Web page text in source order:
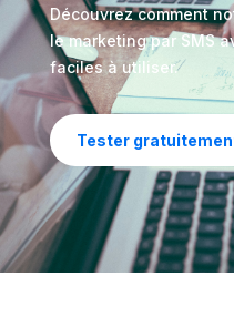
Découvrez comment
le marketing par SMS
faciles à utiliser.
Tester